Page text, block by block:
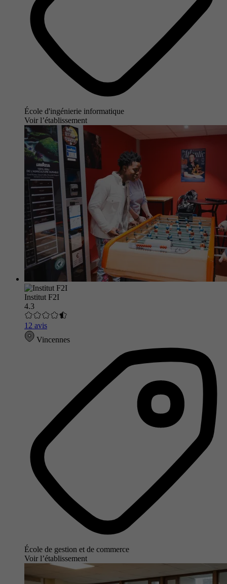
École d'ingénierie informatique
Voir l’établissement
Institut F2I
4.3
12 avis
Vincennes
École de gestion et de commerce
Voir l’établissement